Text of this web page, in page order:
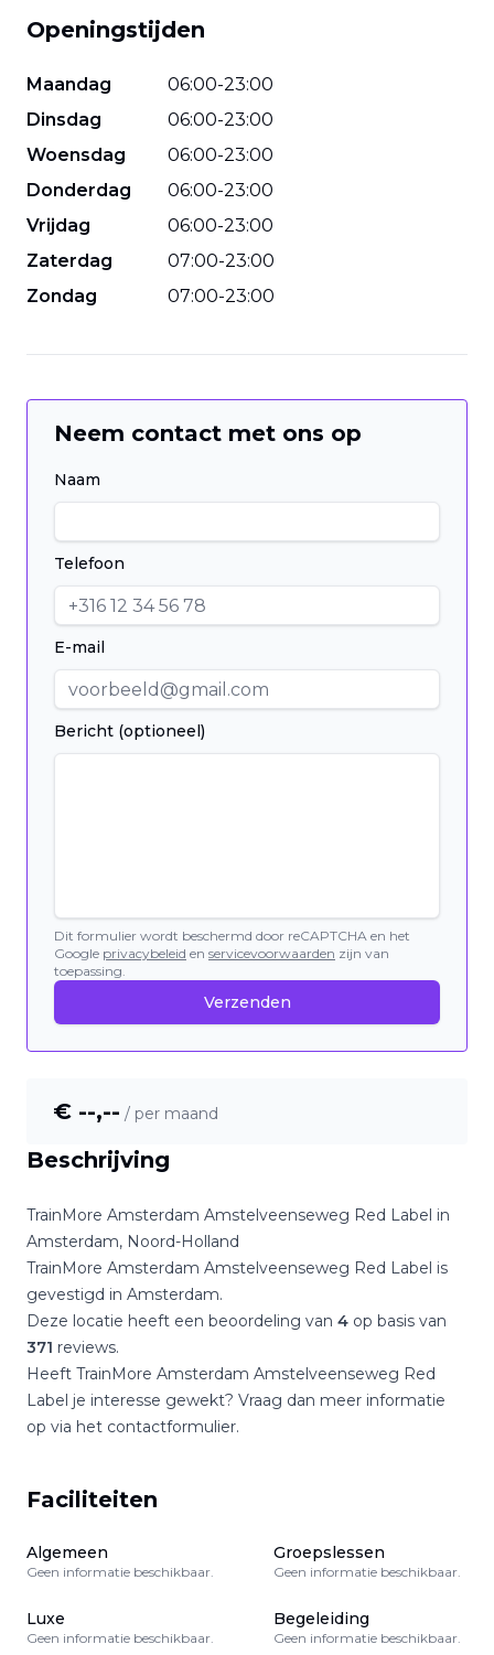
Openingstijden
Maandag 06:00-23:00
Dinsdag
06:00-23:00
Woensdag
06:00-23:00
Donderdag
06:00-23:00
Vrijdag
06:00-23:00
Zaterdag
07:00-23:00
Zondag
07:00-23:00
Beschrijving
TrainMore Amsterdam Amstelveenseweg Red Label in
Amsterdam, Noord-Holland
TrainMore Amsterdam Amstelveenseweg Red Label is
gevestigd in Amsterdam.
Deze locatie heeft een beoordeling van 4 op basis van
371 reviews.
Heeft TrainMore Amsterdam Amstelveenseweg Red
Label je interesse gewekt? Vraag dan meer informatie
op via het contactformulier.
Faciliteiten
Algemeen
Geen informatie beschikbaar.
Groepslessen
Geen informatie beschikbaar.
Luxe
Geen informatie beschikbaar.
Begeleiding
Geen informatie beschikbaar.
Neem contact met ons op
Naam
Telefoon
E-mail
Bericht (optioneel)
Dit formulier wordt beschermd door reCAPTCHA en het
Google privacybeleid en servicevoorwaarden zijn van
toepassing.
Verzenden
€ --,-- / per maand